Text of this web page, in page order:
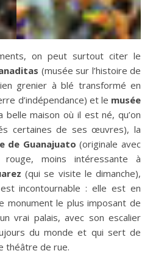
on peut surtout citer le
(musée sur l’histoire de
grenier à blé transformé en
d’indépendance) et le musée
belle maison où il est né, qu’on
certaines de ses œuvres), la
de Guanajuato (originale avec
moins intéressante à
(qui se visite le dimanche),
incontournable : elle est en
monument le plus imposant de
vrai palais, avec son escalier
du monde et qui sert de
théâtre de rue.